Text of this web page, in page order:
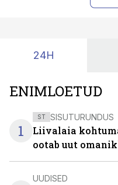
24H
ENIMLOETUD
1
ST SISUTURUNDUS
Liivalaia
ootab uut
UUDISED